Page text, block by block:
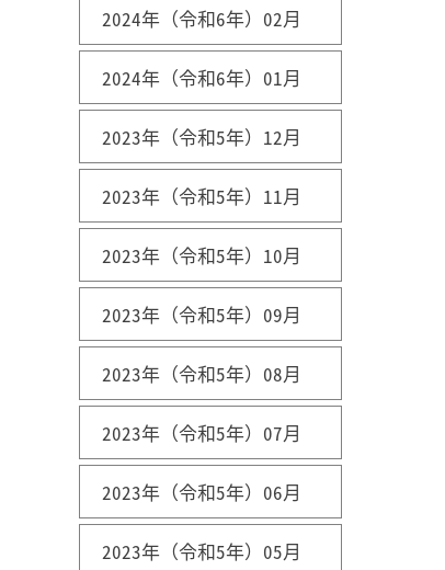
2024年（令和6年）02月
2024年（令和6年）01月
2023年（令和5年）12月
2023年（令和5年）11月
2023年（令和5年）10月
2023年（令和5年）09月
2023年（令和5年）08月
2023年（令和5年）07月
2023年（令和5年）06月
2023年（令和5年）05月